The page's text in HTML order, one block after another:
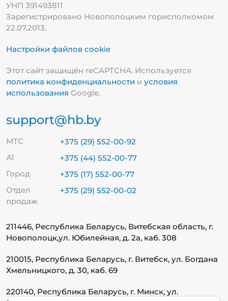
УНП 391493811
Зарегистрировано Новополоцким горисполкомом
22.07.2013.
Настройки файлов cookie
Этот сайт защищён reCAPTCHA. Используется
политика конфиденциальности и условия
использования Google.
support@hb.by
МТС
+375 (29) 552-00-92
А1
+375 (44) 552-00-77
Город
+375 (17) 552-00-77
Отдел
продаж
+375 (29) 552-00-02
211446, Республика Беларусь, Витебская область, г.
Новополоцк,ул. Юбилейная, д. 2а, каб. 308
210015, Республика Беларусь, г. Витебск, ул. Богдана
Хмельницкого, д. 30, каб. 69
220140, Республика Беларусь, г. Минск, ул.